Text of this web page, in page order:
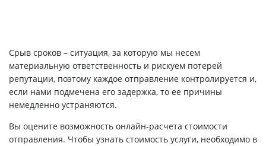
Срыв сроков – ситуация, за которую мы несем
материальную ответственность и рискуем потерей
репутации, поэтому каждое отправление контролируется и,
если нами подмечена его задержка, то ее причины
немедленно устраняются.
Вы оцените возможность онлайн-расчета стоимости
отправления. Чтобы узнать стоимость услуги, необходимо в